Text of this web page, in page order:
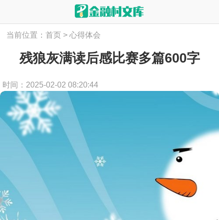
当前位置：首页 > 心得体会
残狼灰满读后感比赛多篇600字
时间：2025-02-02 08:20:44